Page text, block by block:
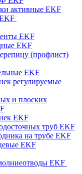
активные EKF
EKF
EKF
(профлист)
EKF
регулируемые
и плоских
EKF
труб EKF
на трубе EKF
EKF
EKF